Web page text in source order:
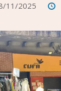
11/2025